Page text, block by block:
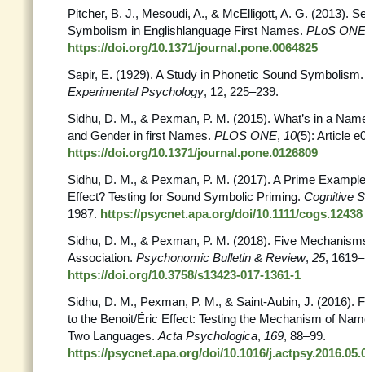
Pitcher, B. J., Mesoudi, A., & McElligott, A. G. (2013).
Symbolism in Englishlanguage First Names. PLoS ONE
https://doi.org/10.1371/journal.pone.0064825
Sapir, E. (1929). A Study in Phonetic Sound
Experimental Psychology, 12, 225–239.
Sidhu, D. M., & Pexman, P. M. (2015). What’s in a
and Gender in first Names. PLOS ONE, 10(5): Article
https://doi.org/10.1371/journal.pone.0126809
Sidhu, D. M., & Pexman, P. M. (2017). A Prime
Effect? Testing for Sound Symbolic Priming. Cognitive
1987. https://psycnet.apa.org/doi/10.1111/cogs.12438
Sidhu, D. M., & Pexman, P. M. (2018). Five
Association. Psychonomic Bulletin & Review, 25,
https://doi.org/10.3758/s13423-017-1361-1
Sidhu, D. M., Pexman, P. M., & Saint-Aubin, J. (2016).
to the Benoit/Éric Effect: Testing the Mechanism of
Two Languages. Acta Psychologica, 169, 88–99.
https://psycnet.apa.org/doi/10.1016/